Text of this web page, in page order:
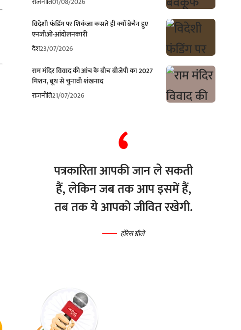
विदेशी फंडिंग पर शिकंजा कसते ही क्यों बेचैन हुए
एनजीओ-आंदोलनकारी
देश23/07/2026
राम मंदिर विवाद की आंच के बीच बीजेपी का 2027
मिशन, बूथ से चुनावी शंखनाद
राजनीति21/07/2026
पत्रकारिता आपकी जान ले सकती
हैं, लेकिन जब तक आप इसमें हैं,
तब तक ये आपको जीवित रखेगी.
होरेस ग्रीले